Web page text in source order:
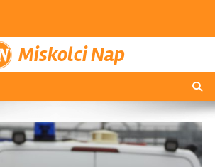
Miskolci Nap